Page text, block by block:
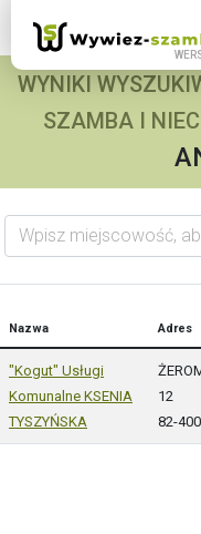
WYNIKI
SZAMBA I
Wpisz miejscowość, aby wywieźć
Nazwa Adres
"Kogut" Usługi
Komunalne KSENIA
TYSZYŃSKA
12
82-